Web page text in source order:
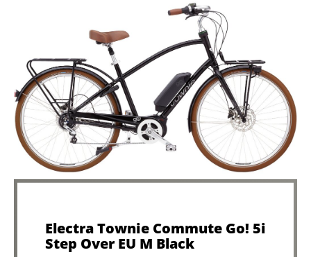
Electra Townie Commute Go! 5i
Step Over EU M Black